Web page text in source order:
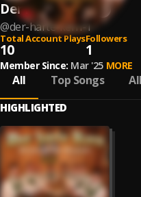
Der harte Kern
@der-harte-kern-1
Total Account Plays
10
Followers
1
Member Since: Mar '25 MORE
All Top Songs
HIGHLIGHTED